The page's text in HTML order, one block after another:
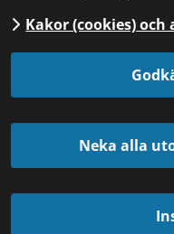
Kakor (cookies)
Neka alla